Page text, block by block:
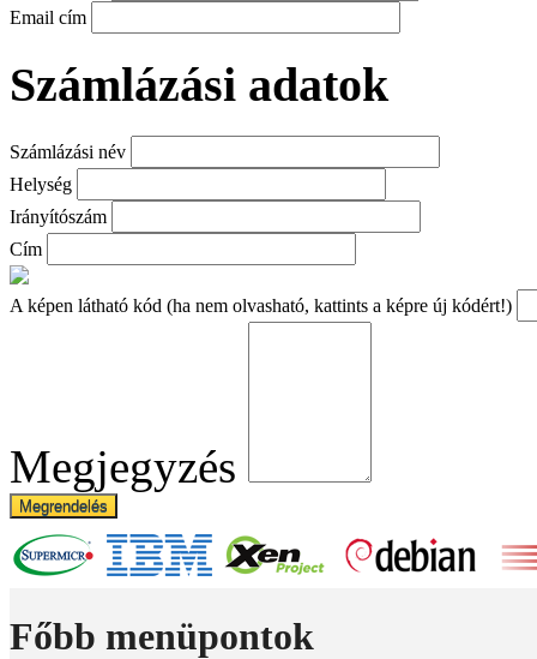
Email cím
Számlázási adatok
Számlázási név
Helység
Irányítószám
Cím
A képen látható kód (ha nem olvasható, kattints a képre új kódért!)
Megjegyzés
Megrendelés
Főbb menüpontok